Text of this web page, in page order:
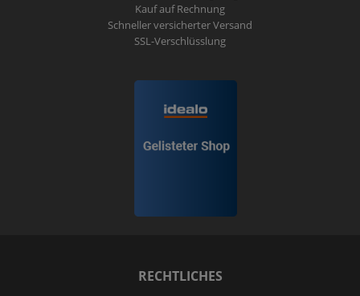
Kauf auf Rechnung
Schneller versicherter Versand
SSL-Verschlüsslung
RECHTLICHES